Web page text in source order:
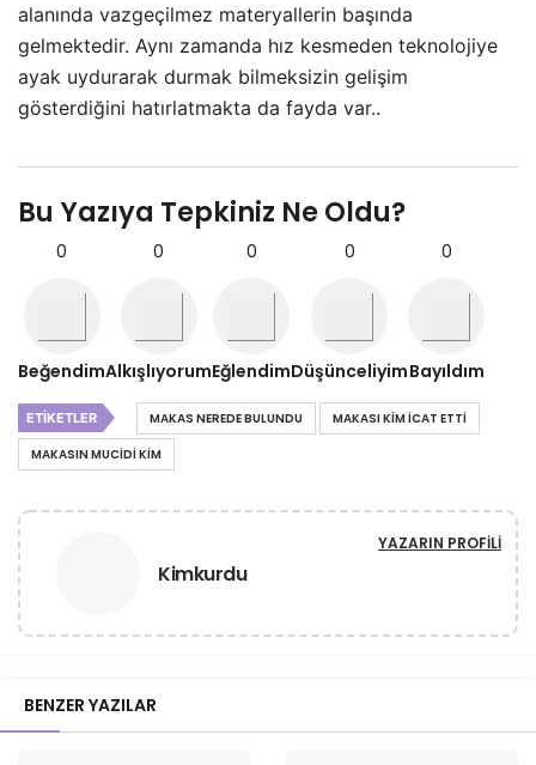
alanında vazgeçilmez materyallerin başında
gelmektedir. Aynı zamanda hız kesmeden teknolojiye
ayak uydurarak durmak bilmeksizin gelişim
gösterdiğini hatırlatmakta da fayda var..
Bu Yazıya Tepkiniz Ne Oldu?
0
Beğendim
0
Alkışlıyorum
0
Eğlendim
0
Düşünceliyim
0
Bayıldım
ETIKETLER MAKAS NEREDE BULUNDU
MAKASI KIM ICAT ETTI
MAKASIN MUCIDI KIM
Kimkurdu
YAZARIN PROFILI
BENZER YAZILAR